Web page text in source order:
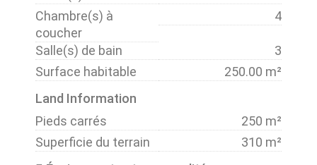
Chambre(s) à
coucher
4
Salle(s) de bain
3
Surface habitable
250.00 m²
Land Information
Pieds carrés
250 m²
Superficie du terrain
310 m²